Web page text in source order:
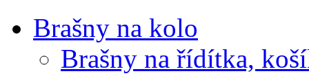
Brašny na kolo
Brašny na řídítka,